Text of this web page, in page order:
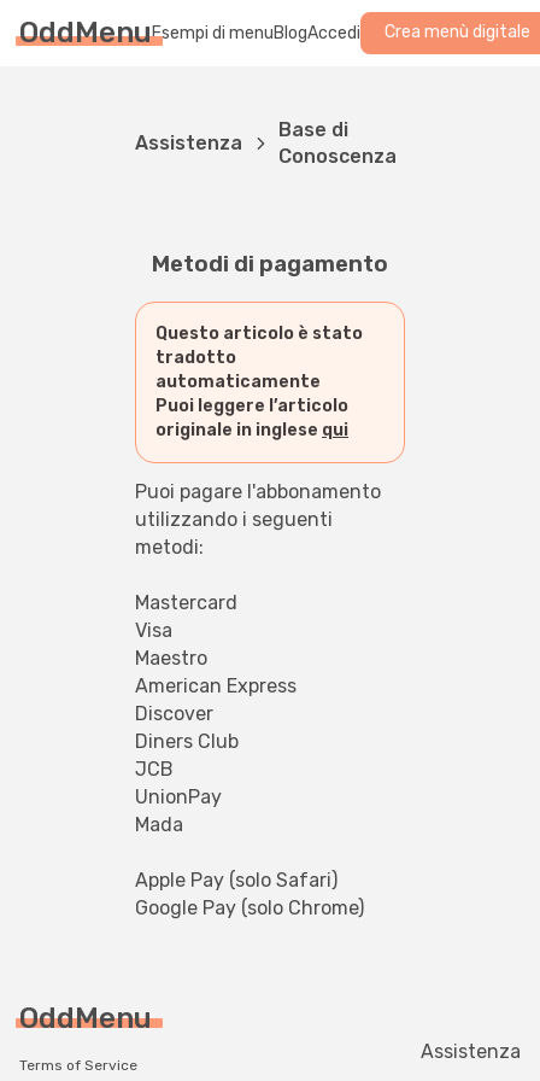
OddMenuEsempi di menuBlogAccedi Crea menù digitale
Assistenza
Base di
Conoscenza
Metodi di pagamento
Questo articolo è stato
tradotto
automaticamente
Puoi leggere l’articolo
originale in inglese qui
Puoi pagare l'abbonamento
utilizzando i seguenti
metodi:
Mastercard
Visa
Maestro
American Express
Discover
Diners Club
JCB
UnionPay
Mada
Apple Pay (solo Safari)
Google Pay (solo Chrome)
OddMenu
Terms of Service
Assistenza